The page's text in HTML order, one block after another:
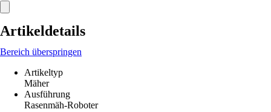
Artikeldetails
Bereich überspringen
Artikeltyp
Mäher
Ausführung
Rasenmäh-Roboter